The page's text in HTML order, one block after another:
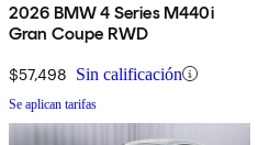
2026 BMW 4 Series M440i
Gran Coupe RWD
$57,498 Sin calificación
Se aplican tarifas